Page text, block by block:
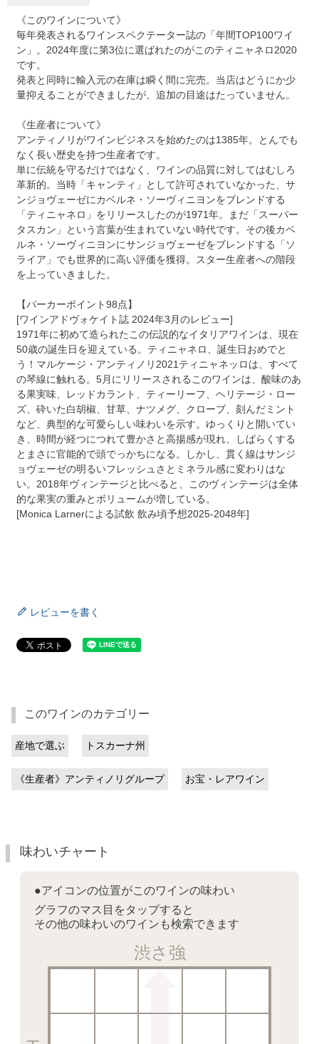
《このワインについて》
毎年発表されるワインスペクテーター誌の「年間TOP100ワイ
ン」。2024年度に第3位に選ばれたのがこのティニャネロ2020
です。
発表と同時に輸入元の在庫は瞬く間に完売。当店はどうにか少
量抑えることができましたが、追加の目途はたっていません。
《生産者について》
アンティノリがワインビジネスを始めたのは1385年。とんでも
なく長い歴史を持つ生産者です。
単に伝統を守るだけではなく、ワインの品質に対してはむしろ
革新的。当時「キャンティ」として許可されていなかった、サ
ンジョヴェーゼにカベルネ・ソーヴィニヨンをブレンドする
「ティニャネロ」をリリースしたのが1971年。まだ「スーパー
タスカン」という言葉が生まれていない時代です。その後カベ
ルネ・ソーヴィニヨンにサンジョヴェーゼをブレンドする「ソ
ライア」でも世界的に高い評価を獲得。スター生産者への階段
を上っていきました。
【パーカーポイント98点】
[ワインアドヴォケイト誌 2024年3月のレビュー]
1971年に初めて造られたこの伝説的なイタリアワインは、現在
50歳の誕生日を迎えている。ティニャネロ、誕生日おめでと
う！マルケージ・アンティノリ2021ティニャネッロは、すべて
の琴線に触れる。5月にリリースされるこのワインは、酸味のあ
る果実味、レッドカラント、ティーリーフ、ヘリテージ・ロー
ズ、砕いた白胡椒、甘草、ナツメグ、クローブ、刻んだミント
など、典型的な可愛らしい味わいを示す。ゆっくりと開いてい
き、時間が経つにつれて豊かさと高揚感が現れ、しばらくする
とまさに官能的で頭でっかちになる。しかし、貫く線はサンジ
ョヴェーゼの明るいフレッシュさとミネラル感に変わりはな
い。2018年ヴィンテージと比べると、このヴィンテージは全体
的な果実の重みとボリュームが増している。
[Monica Larnerによる試飲 飲み頃予想2025-2048年]
レビューを書く
このワインのカテゴリー
産地で選ぶ トスカーナ州
《生産者》アンティノリグループ お宝・レアワイン
味わいチャート
●アイコンの位置がこのワインの味わい
グラフのマス目をタップすると
その他の味わいのワインも検索できます
渋さ強